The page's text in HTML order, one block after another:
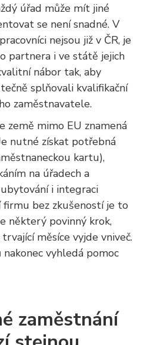
úřad může mít jiné
se není snadné. V
nejsou již v ČR, je
partnera i ve státě jejich
nábor tak, aby
splňovali kvalifikační
zaměstnavatele.
země mimo EU znamená
nutné získat potřebná
kartu),
na úřadech a
i integraci
firmu bez zkušeností je to
některý povinný krok,
měsíce vyjde vniveč.
vyhledá pomoc
zaměstnání